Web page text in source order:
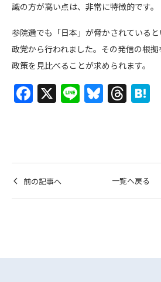
識の方が高い点は、非常に特徴的です。
参院選でも「日本」が脅かされている
政党から行われました。その発信の根
政策を見比べることが求められます。
F
a
b
o
o
X Li
n
Bl
u
k
y
T
h
d
s
a
前の記事へ 一覧へ戻る